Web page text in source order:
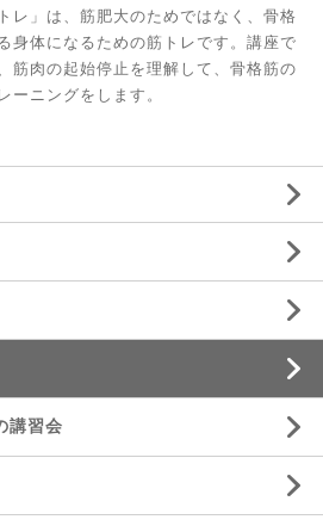
レ」は、筋肥大のためではなく、骨格
身体になるための筋トレです。講座で
筋肉の起始停止を理解して、骨格筋の
ーニングをします。
講習会